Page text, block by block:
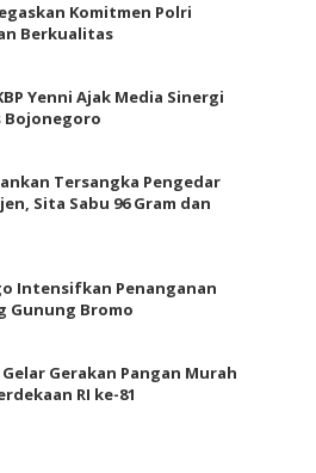
Komitmen Polri
Berkualitas
Yenni Ajak Media Sinergi
Bojonegoro
Tersangka Pengedar
Sita Sabu 96 Gram dan
Intensifkan Penanganan
Gunung Bromo
Gerakan Pangan Murah
RI ke-81